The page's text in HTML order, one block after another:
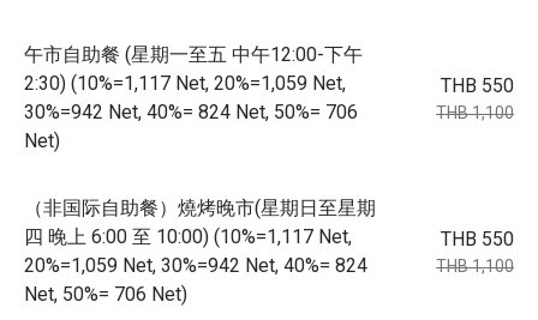
午市自助餐 (星期一至五 中午12:00-下午
2:30) (10%=1,117 Net, 20%=1,059 Net,
30%=942 Net, 40%= 824 Net, 50%= 706
Net)
THB 550
THB 1,100
（非国际自助餐）燒烤晚市(星期日至星期
四 晚上 6:00 至 10:00) (10%=1,117 Net,
20%=1,059 Net, 30%=942 Net, 40%= 824
Net, 50%= 706 Net)
THB 550
THB 1,100